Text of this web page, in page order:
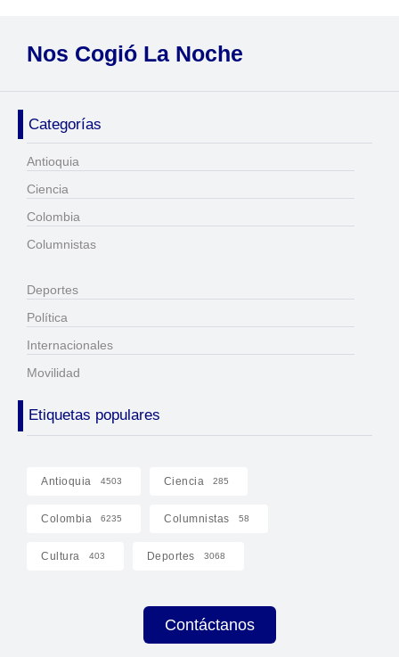
Nos Cogió La Noche
Categorías
Antioquia
Ciencia
Colombia
Columnistas
Deportes
Política
Internacionales
Movilidad
Etiquetas populares
Antioquia 4503 Ciencia 285
Colombia 6235 Columnistas 58
Cultura 403 Deportes 3068
Contáctanos